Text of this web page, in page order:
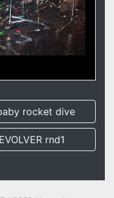
rocket dive
rnd1